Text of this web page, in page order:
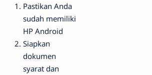
Pastikan Anda
sudah memiliki
HP Android
Siapkan
dokumen
syarat dan